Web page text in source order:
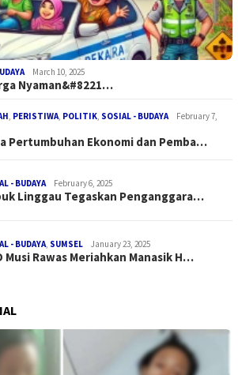
March 10, 2025
Nyaman&#8221…
, PERISTIWA, POLITIK, SOSIAL - BUDAYA
February 7,
Pertumbuhan Ekonomi dan Pemba…
- BUDAYA February 6, 2025
Linggau Tegaskan Penganggara…
- BUDAYA, SUMSEL January 23, 2025
Musi Rawas Meriahkan Manasik H…